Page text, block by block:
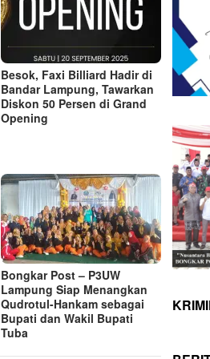
Besok, Faxi Billiard Hadir di
Bandar Lampung, Tawarkan
Diskon 50 Persen di Grand
Opening
Bongkar Post – P3UW
Lampung Siap Menangkan
Qudrotul-Hankam sebagai
Bupati dan Wakil Bupati
Tuba